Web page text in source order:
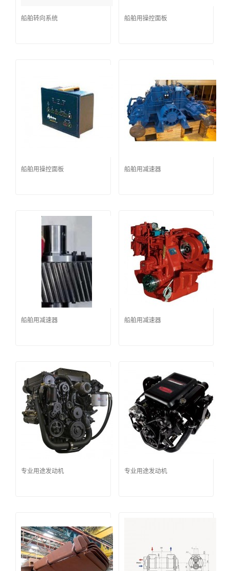
船舶转向系统 船舶用操控面板
船舶用操控面板 船舶用减速器
船舶用减速器 船舶用减速器
专业用途发动机 专业用途发动机